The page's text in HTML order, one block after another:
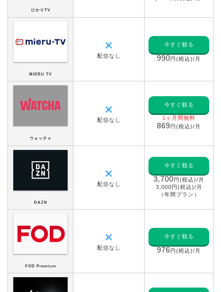
ひかりTV
MIERU TV
✕
配信なし
今すぐ観る
990円(税込)/月
ウォッチャ
✕
配信なし
今すぐ観る
1ヶ月間無料
869円(税込)/月
DAZN
✕
配信なし
今すぐ観る
3,700円(税込)/月
3,000円(税込)/月
（年間プラン）
FOD Premium
✕
配信なし
今すぐ観る
976円(税込)/月